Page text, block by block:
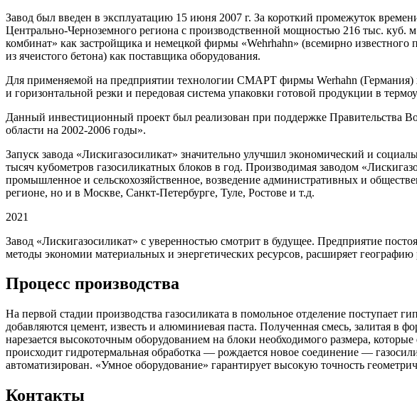
Завод был введен в эксплуатацию 15 июня 2007 г. За короткий промежуток
Центрально-Черноземного региона с производствен­ной мощностью 216 тыс.
комбинат» как застройщика и немецкой фирмы «Wehrhahn» (всемирно известного
из ячеистого бетона) как поставщика оборудования.
Для применяемой на предприятии технологии СМАРТ фирмы Werhahn (Германия)
и горизонтальной резки и передовая система упаковки готовой продукции в
Данный инвестиционный проект был реализован при поддержке Правительства
области на 2002-2006 годы».
Запуск завода «Лискигазосиликат» значительно улучшил экономический и
тысяч кубометров газосиликатных блоков в год. Производимая заводом
промышленное и сельскохозяйствен­ное, возведение административных и
регионе, но и в Москве, Санкт-Петербурге, Туле, Ростове и т.д.
2021
Завод «Лискигазоси­ликат» с уверенностью смотрит в будущее. Предприятие
методы экономии матери­альных и энергетических ресурсов, расширяет
Процесс производства
На первой стадии производства газосиликата в помольное отделение
добавляются цемент, известь и алюминиевая паста. Полученная смесь, залитая в
нарезается высокоточ­ным оборудованием на блоки необходимого размера,
происходит гидротермальная обработка — рождается новое соединение —
автоматизирован. «Умное оборудо­вание» гарантирует высокую точность
Контакты